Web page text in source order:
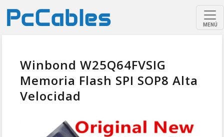
MENÚ
Winbond W25Q64FVSIG
Memoria Flash SPI SOP8 Alta
Velocidad